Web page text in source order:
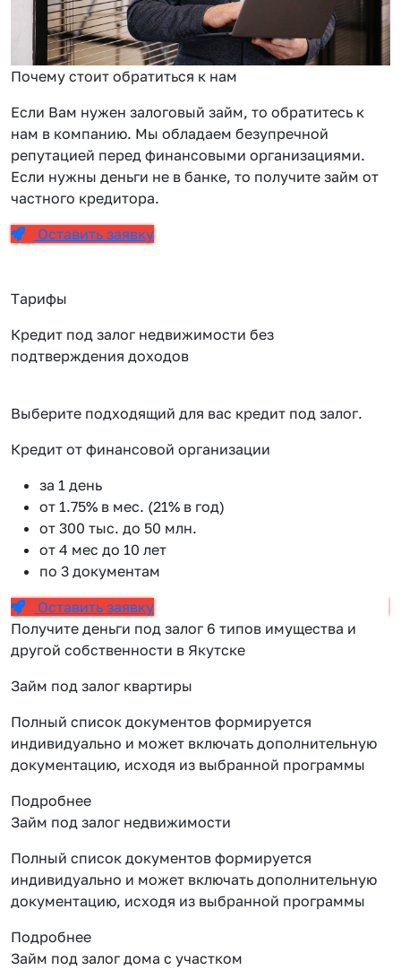
Почему стоит обратиться к нам
Если Вам нужен залоговый займ, то обратитесь к
нам в компанию. Мы обладаем безупречной
репутацией перед финансовыми организациями.
Если нужны деньги не в банке, то получите займ от
частного кредитора.
Оставить заявку
Тарифы
Кредит под залог недвижимости без
подтверждения доходов
Выберите подходящий для вас кредит под залог.
Кредит от финансовой организации
за 1 день
от 1.75% в мес. (21% в год)
от 300 тыс. до 50 млн.
от 4 мес до 10 лет
по 3 документам
Оставить заявку
Получите деньги под залог 6 типов имущества и
другой собственности в Якутске
Займ под залог квартиры
Полный список документов формируется
индивидуально и может включать дополнительную
документацию, исходя из выбранной программы
Подробнее
Займ под залог недвижимости
Полный список документов формируется
индивидуально и может включать дополнительную
документацию, исходя из выбранной программы
Подробнее
Займ под залог дома с участком